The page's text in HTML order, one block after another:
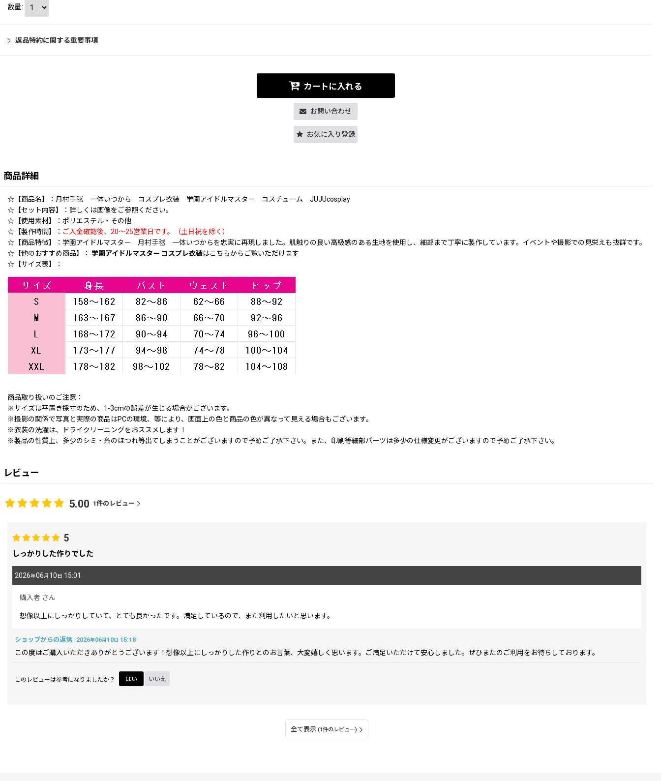
数量:
返品特約に関する重要事項
カートに入れる
お問い合わせ
お気に入り登録
商品詳細
☆【商品名】：月村手毬 一体いつから コスプレ衣装 学園アイドルマスター コスチューム JUJUcosplay
☆【セット内容】：詳しくは画像をご参照ください。
☆【使用素材】：ポリエステル・その他
☆【製作時間】： ご入金確認後、20〜25営業日です。（土日祝を除く）
☆【商品特徴】：学園アイドルマスター 月村手毬 一体いつからを忠実に再現しました。肌触りの良い高級感のある生地を使用し、細部まで丁寧に製作しています。イベントや撮影での見栄えも抜群です。
☆【他のおすすめ商品】： 学園アイドルマスター コスプレ衣装はこちらからご覧いただけます
☆【サイズ表】：
商品取り扱いのご注意：
※サイズは平置き採寸のため、1-3cmの誤差が生じる場合がございます。
※撮影の関係で写真と実際の商品はPCの環境、等により、画面上の色と商品の色が異なって見える場合もございます。
※衣装の洗濯は、ドライクリーニングをおススメします！
※製品の性質上、多少のシミ・糸のほつれ等出てしまうことがございますので予めご了承下さい。また、印刷等細部パーツは多少の仕様変更がございますので予めご了承下さい。
レビュー
5.00 1件のレビュー
5
しっかりした作りでした
2026年06月 10日 15:01
購入者 さん
想像以上にしっかりしていて、とても良かったです。満足しているので、また利用したいと思います。
ショップからの返信 2026年06月 10 日 15:18
この度はご購入いただきありがとうございます！想像以上にしっかりした作りとのお言葉、大変嬉しく思います。ご満足いただけて安心しました。ぜひまたのご利用をお待ちしております。
このレビューは参考になりましたか？ はい いいえ
全て表示 (1件のレビュー)